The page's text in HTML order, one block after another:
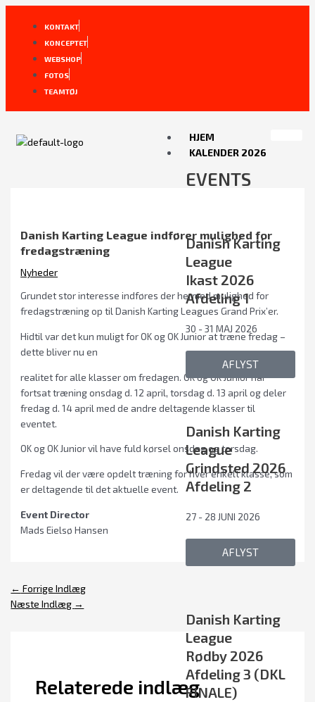
Gå
KONTAKT
KONCEPTET
WEBSHOP
FOTOS
TEAMTØJ
HJEM
KALENDER 2026
EVENTS
Danish Karting
League
Ikast 2026
Afdeling 1
30 - 31 MAJ 2026
AFLYST
Danish Karting
League
Grindsted 2026
Afdeling 2
27 - 28 JUNI 2026
AFLYST
Danish Karting
League
Rødby 2026
Afdeling 3 (DKL
FINALE)
Danish Karting League indfører mulighed for
fredagstræning
Nyheder
Grundet stor interesse indføres der hermed mulighed for
fredagstræning op til Danish Karting Leagues Grand Prix’er.
Hidtil var det kun muligt for OK og OK Junior at træne fredag –
dette bliver nu en
realitet for alle klasser om fredagen. OK og OK Junior har
fortsat træning onsdag d. 12 april, torsdag d. 13 april og deler
fredag d. 14 april med de andre deltagende klasser til
eventet.
OK og OK Junior vil have fuld kørsel onsdag og torsdag.
Fredag vil der være opdelt træning for hver enkelt klasse, som
er deltagende til det aktuelle event.
Event Director
Mads Eielsø Hansen
Post
navigation
← Forrige Indlæg
Næste Indlæg →
Relaterede indlæg